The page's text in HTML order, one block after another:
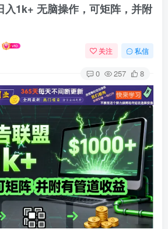
入1k+ 无脑操作，可矩阵，并附
关注 私信
0 257 8